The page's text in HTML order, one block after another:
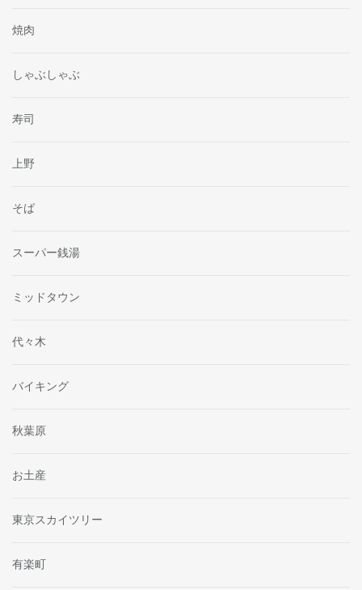
焼肉
しゃぶしゃぶ
寿司
上野
そば
スーパー銭湯
ミッドタウン
代々木
バイキング
秋葉原
お土産
東京スカイツリー
有楽町